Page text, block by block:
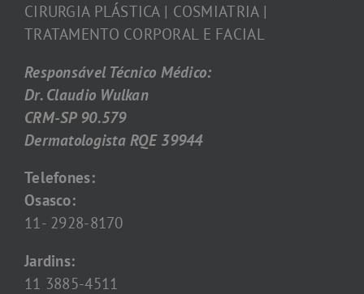
CIRURGIA PLÁSTICA | COSMIATRIA |
TRATAMENTO CORPORAL E FACIAL
Responsável Técnico Médico:
Dr. Claudio Wulkan
CRM-SP 90.579
Dermatologista RQE 39944
Telefones:
Osasco:
11- 2928-8170
Jardins:
11 3885-4511